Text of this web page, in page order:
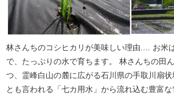
林さんちのコシヒカリが美味しい理由.... お米
で、たっぷりの水で育ちます。
林さんちの田
つ、霊峰白山の麓に広がる石川県の手取川扇状
とも言われる「七カ用水」から流れ込む豊富